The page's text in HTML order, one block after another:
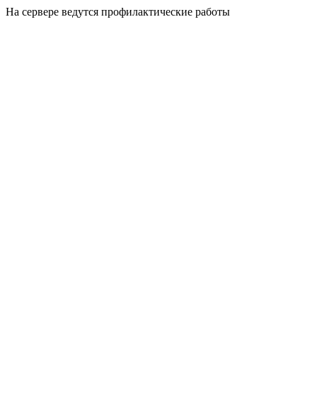
На сервере ведутся профилактические работы